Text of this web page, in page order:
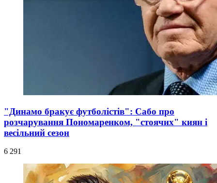
"Динамо бракує футболістів": Сабо про
розчарування Пономаренком, "стоячих" киян і
весільний сезон
6 291